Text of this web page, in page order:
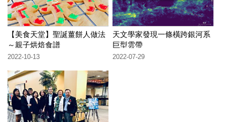
【美食天堂】聖誕薑餅人做法
～親子烘焙食譜
2022-10-13
天文學家發現一條橫跨銀河系
巨型雲帶
2022-07-29